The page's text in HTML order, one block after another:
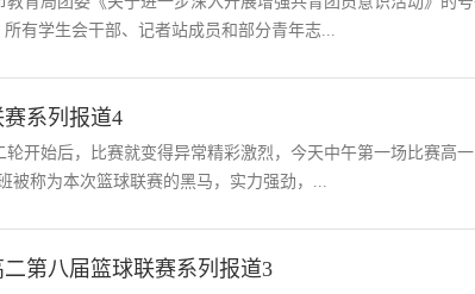
有学生会干部、记者站成员和部分青年志...
系列报道4
开始后，比赛就变得异常精彩激烈，今天中午第一场比赛高
被称为本次篮球联赛的黑马，实力强劲，...
第八届篮球联赛系列报道3